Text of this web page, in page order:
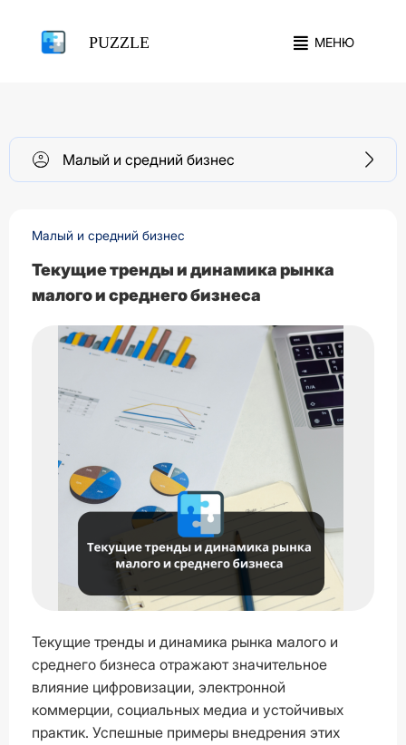
PUZZLE МЕНЮ
Малый и средний бизнес
Малый и средний бизнес
Текущие тренды и динамика рынка
малого и среднего бизнеса
Текущие тренды и динамика рынка малого и
среднего бизнеса отражают значительное
влияние цифровизации, электронной
коммерции, социальных медиа и устойчивых
практик. Успешные примеры внедрения этих